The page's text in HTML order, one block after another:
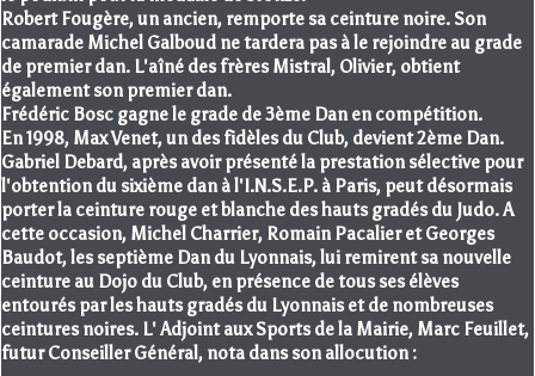
Robert Fougère, un ancien, remporte sa ceinture noire. Son
camarade Michel Galboud ne tardera pas à le rejoindre au grade
de premier dan. L'aîné des frères Mistral, Olivier, obtient
également son premier dan.
Frédéric Bosc gagne le grade de 3ème Dan en compétition.
En 1998, Max Venet, un des fidèles du Club, devient 2ème Dan.
Gabriel Debard, après avoir présenté la prestation sélective pour
l'obtention du sixième dan à l'I.N.S.E.P. à Paris, peut désormais
porter la ceinture rouge et blanche des hauts gradés du Judo. A
cette occasion, Michel Charrier, Romain Pacalier et Georges
Baudot, les septième Dan du Lyonnais, lui remirent sa nouvelle
ceinture au Dojo du Club, en présence de tous ses élèves
entourés par les hauts gradés du Lyonnais et de nombreuses
ceintures noires. L' Adjoint aux Sports de la Mairie, Marc Feuillet,
futur Conseiller Général, nota dans son allocution :